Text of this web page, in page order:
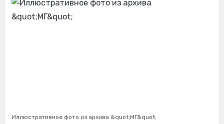
Иллюстративное фото из архива &quot;МГ&quot;